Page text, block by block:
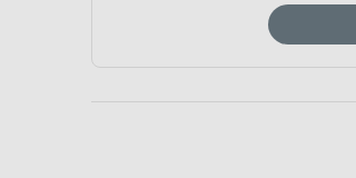
Verwendung von Profilen zur Auswahl
Analyse von Zielgruppen durch Statistiken